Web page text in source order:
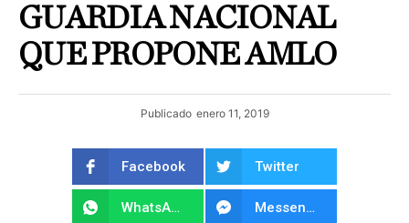
GUARDIA NACIONAL
QUE PROPONE AMLO
Publicado enero 11, 2019
Facebook Twitter
WhatsApp Messenger